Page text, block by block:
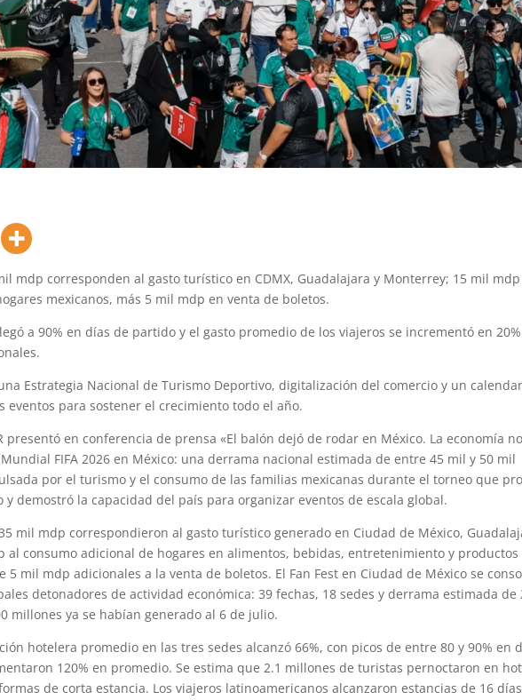
mdp corresponden al gasto turístico en CDMX, Guadalajara y Monterrey; 15 mil
mexicanos, más 5 mil mdp en venta de boletos.
a 90% en días de partido y el gasto promedio de los viajeros se incrementó en
Estrategia Nacional de Turismo Deportivo, digitalización del comercio y un
eventos para sostener el crecimiento todo el año.
presentó en conferencia de prensa «El balón dejó de rodar en México. La economía
FIFA 2026 en México: una derrama nacional estimada de entre 45 mil y 50 mil
por el turismo y el consumo de las familias mexicanas durante el torneo que
y demostró la capacidad del país para organizar eventos de escala global.
mil mdp correspondieron al gasto turístico generado en Ciudad de México,
al consumo adicional de hogares en alimentos, bebidas, entretenimiento y productos
5 mil mdp adicionales a la venta de boletos. El Fan Fest en Ciudad de México se
detonadores de actividad económica: 39 fechas, 18 sedes y derrama estimada de
millones ya se habían generado al 6 de julio.
hotelera promedio en las tres sedes alcanzó 66%, con picos de entre 80 y 90% en
120% en promedio. Se estima que 2.1 millones de turistas pernoctaron en
de corta estancia. Los viajeros latinoamericanos alcanzaron estancias de 16